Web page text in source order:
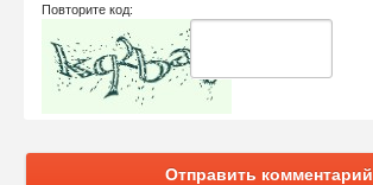
Повторите код:
Отправить комментарий